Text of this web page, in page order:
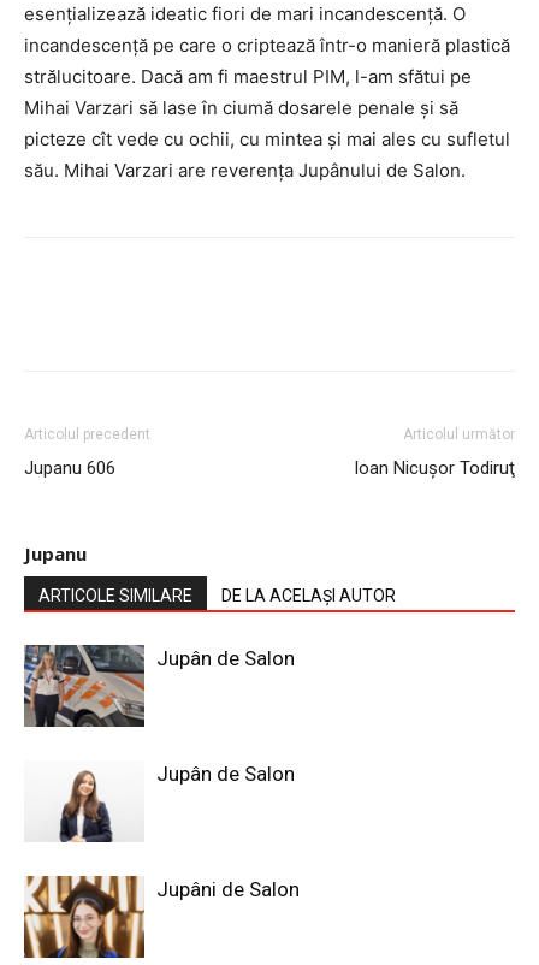
esenţializează ideatic fiori de mari incandescenţă. O
incandescenţă pe care o criptează într-o manieră plastică
strălucitoare. Dacă am fi maestrul PIM, l-am sfătui pe
Mihai Varzari să lase în ciumă dosarele penale şi să
picteze cît vede cu ochii, cu mintea şi mai ales cu sufletul
său. Mihai Varzari are reverenţa Jupânului de Salon.
Articolul precedent
Jupanu 606
Articolul următor
Ioan Nicuşor Todiruţ
Jupanu
ARTICOLE SIMILARE DE LA ACELAȘI AUTOR
Jupân de Salon
Jupân de Salon
Jupâni de Salon